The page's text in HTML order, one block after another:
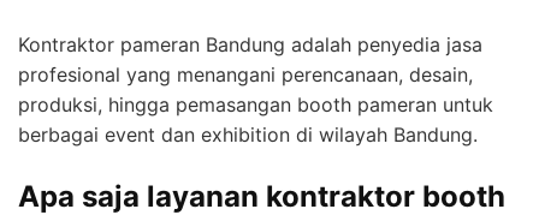
Kontraktor pameran Bandung adalah penyedia jasa
profesional yang menangani perencanaan, desain,
produksi, hingga pemasangan booth pameran untuk
berbagai event dan exhibition di wilayah Bandung.
Apa saja layanan kontraktor booth